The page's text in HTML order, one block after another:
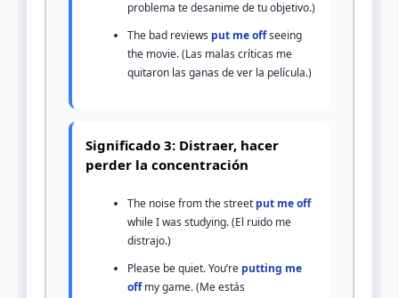
problema te desanime de tu objetivo.)
The bad reviews put me offseeing
the movie. (Las malas críticas me
quitaron las ganas de ver la película.)
Significado 3: Distraer, hacer
perder la concentración
The noise from the street put me off
while I was studying. (El ruido me
distrajo.)
Please be quiet. You’re putting me
offmy game. (Me estás